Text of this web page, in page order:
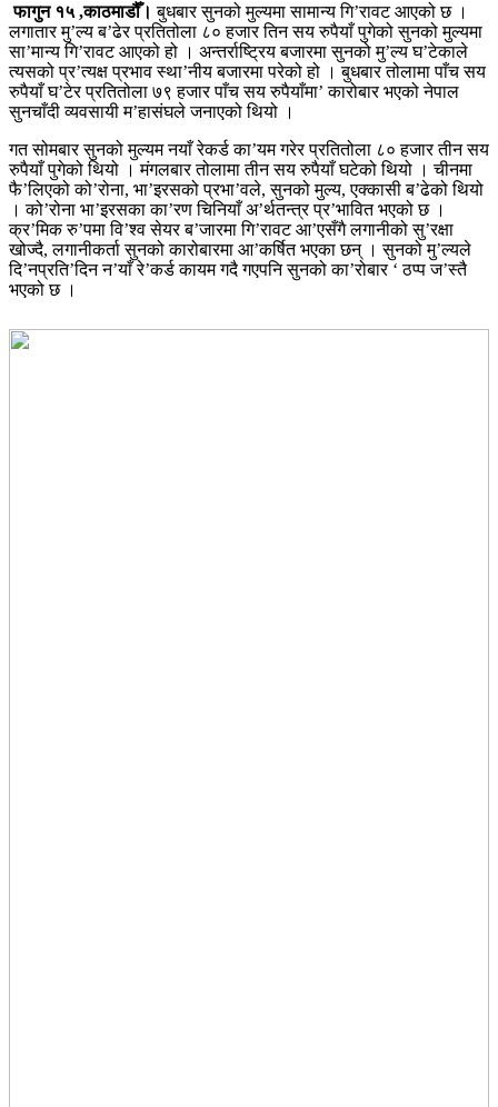
फागुन १५ ,काठमाडौँ। बुधबार सुनको मुल्यमा सामान्य गि’रावट आएको छ ।
लगातार मु’ल्य ब’ढेर प्रतितोला ८० हजार तिन सय रुपैयाँ पुगेको सुनको मुल्यमा
सा’मान्य गि’रावट आएको हो । अन्तर्राष्ट्रिय बजारमा सुनको मु’ल्य घ’टेकाले
त्यसको प्र’त्यक्ष प्रभाव स्था’नीय बजारमा परेको हो । बुधबार तोलामा पाँच सय
रुपैयाँ घ’टेर प्रतितोला ७९ हजार पाँच सय रुपैयाँमा’ कारोबार भएको नेपाल
सुनचाँदी व्यवसायी म’हासंघले जनाएको थियो ।
गत सोमबार सुनको मुल्यम नयाँ रेकर्ड का’यम गरेर प्रतितोला ८० हजार तीन सय
रुपैयाँ पुगेको थियो । मंगलबार तोलामा तीन सय रुपैयाँ घटेको थियो । चीनमा
फै’लिएको को’रोना, भा’इरसको प्रभा’वले, सुनको मुल्य, एक्कासी ब’ढेको थियो
। को’रोना भा’इरसका का’रण चिनियाँ अ’र्थतन्त्र प्र’भावित भएको छ ।
क्र’मिक रु’पमा वि’श्व सेयर ब’जारमा गि’रावट आ’एसँगै लगानीको सु’रक्षा
खोज्दै, लगानीकर्ता सुनको कारोबारमा आ’कर्षित भएका छन् । सुनको मु’ल्यले
दि’नप्रति’दिन न’याँ रे’कर्ड कायम गदै गएपनि सुनको का’रोबार ‘ ठप्प ज’स्तै
भएको छ ।